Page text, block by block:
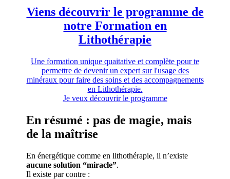
Viens découvrir le programme de
notre Formation en
Lithothérapie
Une formation unique quaitative et complète pour te
permettre de devenir un expert sur l'usage des
minéraux pour faire des soins et des accompagnements
en Lithothérapie.
Je veux découvrir le programme
En résumé : pas de magie, mais
de la maîtrise
En énergétique comme en lithothérapie, il n’existe
aucune solution “miracle”.
Il existe par contre :